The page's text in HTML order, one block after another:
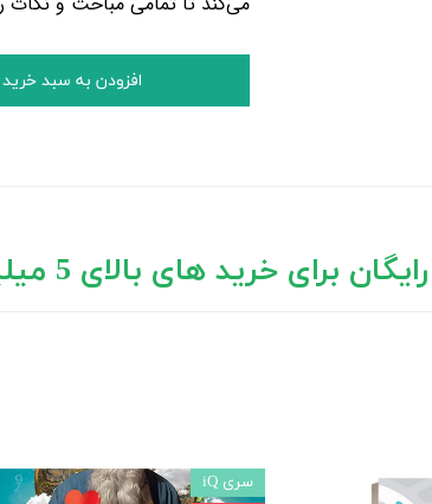
افزودن به سبد خرید
5 میلیون تومان)
سری iQ